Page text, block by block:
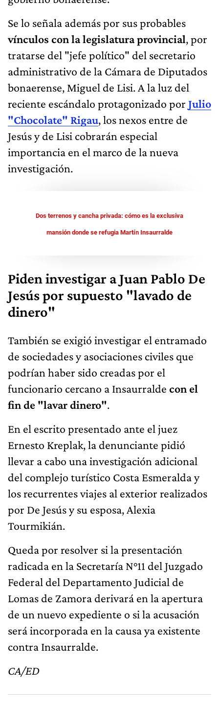
Se lo señala además por sus probables
vínculos con la legislatura provincial, por
tratarse del "jefe político" del secretario
administrativo de la Cámara de Diputados
bonaerense, Miguel de Lisi. A la luz del
reciente escándalo protagonizado por Julio
"Chocolate" Rigau, los nexos entre de
Jesús y de Lisi cobrarán especial
importancia en el marco de la nueva
investigación.
Dos terrenos y cancha privada: cómo es la exclusiva
mansión donde se refugia Martín Insaurralde
Piden investigar a Juan Pablo De
Jesús por supuesto "lavado de
dinero"
También se exigió investigar el entramado
de sociedades y asociaciones civiles que
podrían haber sido creadas por el
funcionario cercano a Insaurralde con el
fin de "lavar dinero".
En el escrito presentado ante el juez
Ernesto Kreplak, la denunciante pidió
llevar a cabo una investigación adicional
del complejo turístico Costa Esmeralda y
los recurrentes viajes al exterior realizados
por De Jesús y su esposa, Alexia
Tourmikián.
Queda por resolver si la presentación
radicada en la Secretaría N°11 del Juzgado
Federal del Departamento Judicial de
Lomas de Zamora derivará en la apertura
de un nuevo expediente o si la acusación
será incorporada en la causa ya existente
contra Insaurralde.
CA/ED